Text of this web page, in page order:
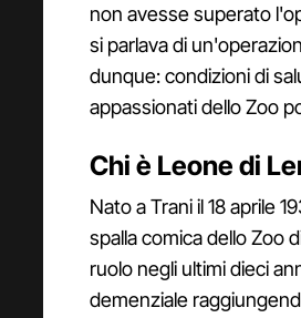
non avesse superato
si parlava di
dunque: condizioni di
appassionati dello Zoo
Chi è Leone di
Nato a Trani il 18 aprile
spalla comica dello Zoo
ruolo negli ultimi dieci
demenziale